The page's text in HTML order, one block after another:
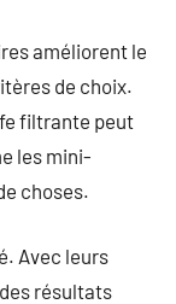
améliorent le
de choix.
filtrante peut
les mini-
choses.
Avec leurs
résultats